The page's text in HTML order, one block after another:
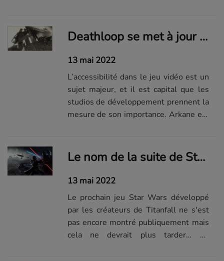
sur la fiabilité de ses sources, son
tweet vient d’être supprimé pour cause
de...
Deathloop se met à jour et apporte un mode photo et de nouvelles options d'accessibilité
13 mai 2022
L’accessibilité dans le jeu vidéo est un
sujet majeur, et il est capital que les
studios de développement prennent la
mesure de son importance. Arkane est
certain nombre de nouvelles options
pour que davantage de monde puisse...
Le nom de la suite de Star Wars Jedi : Fallen Order enfin connu ?
13 mai 2022
Le prochain jeu Star Wars développé
par les créateurs de Titanfall ne s'est
pas encore montré publiquement mais
cela ne devrait plus tarder… En